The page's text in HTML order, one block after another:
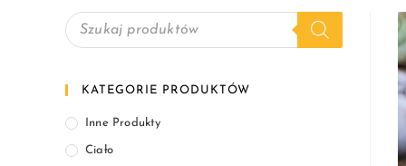
KATEGORIE PRODUKTÓW
Inne Produkty
Ciało